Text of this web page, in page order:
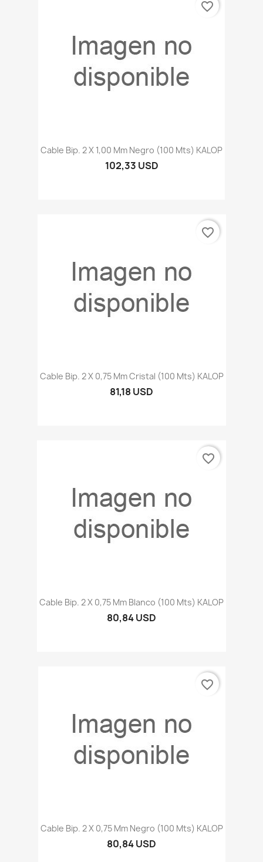
Cable Bip. 2 X 1,00 Mm Negro (100 Mts) KALOP
102,33 USD
favorite_border
Cable Bip. 2 X 0,75 Mm Cristal (100 Mts) KALOP
81,18 USD
favorite_border
Cable Bip. 2 X 0,75 Mm Blanco (100 Mts) KALOP
80,84 USD
favorite_border
Cable Bip. 2 X 0,75 Mm Negro (100 Mts) KALOP
80,84 USD
favorite_border